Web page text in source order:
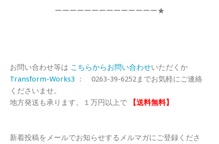
ーーーーーーーーーーーーーー★
お問い合わせ等は こちらからお問い合わせいただくか
Transform-Works3 ： 0263-39-6252までお気軽にご連絡
くださいませ。
地方発送も承ります。１万円以上で
【送料無料】
新着投稿をメールでお知らせするメルマガにご登録くださ